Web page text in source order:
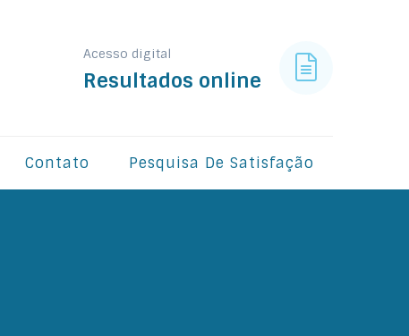
Acesso digital
Resultados online
Contato Pesquisa De Satisfação